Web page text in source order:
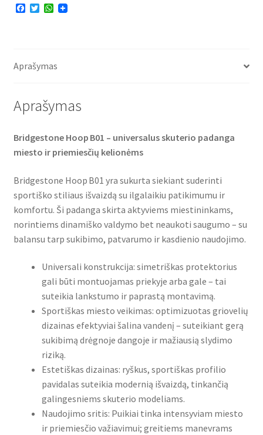
F
o
T
r
W
p
Aprašymas
Aprašymas
Bridgestone Hoop B01 – universalus skuterio padanga
miesto ir priemiesčių kelionėms
Bridgestone Hoop B01 yra sukurta siekiant suderinti
sportiško stiliaus išvaizdą su ilgalaikiu patikimumu ir
komfortu. Ši padanga skirta aktyviems miestininkams,
norintiems dinamiško valdymo bet neaukoti saugumo – su
balansu tarp sukibimo, patvarumo ir kasdienio naudojimo.
Universali konstrukcija: simetriškas protektorius
gali būti montuojamas priekyje arba gale – tai
suteikia lankstumo ir paprastą montavimą.
Sportiškas miesto veikimas: optimizuotas griovelių
dizainas efektyviai šalina vandenį – suteikiant gerą
sukibimą drėgnoje dangoje ir mažiausią slydimo
riziką.
Estetiškas dizainas: ryškus, sportiškas profilio
pavidalas suteikia modernią išvaizdą, tinkančią
galingesniems skuterio modeliams.
Naudojimo sritis: Puikiai tinka intensyviam miesto
ir priemiesčio važiavimui; greitiems manevrams